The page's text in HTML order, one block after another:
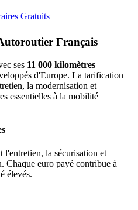
Gratuits
Français
ses 11 000 kilomètres
d'Europe. La tarification
la modernisation et
essentielles à la mobilité
l'entretien, la sécurisation et
Chaque euro payé contribue à
élevés.